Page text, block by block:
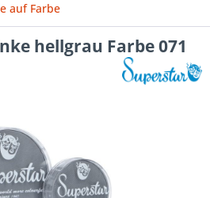
auf Farbe
hellgrau Farbe 071